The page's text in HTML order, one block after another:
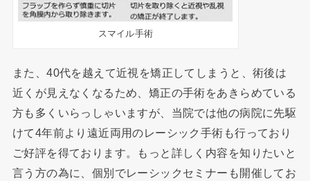
スマイル手術
また、40代を越えて近視を矯正してしまうと、術後は
近くが見えなくなるため、矯正の手術をあきらめている
方も多くいらっしゃいますが、当院では他の病院に先駆
けて4年前より遠近両用のレーシック手術も行っており
ご好評を得ております。もっと詳しく内容を知りたいと
言う方の為に、個別でレーシックセミナーも開催してお